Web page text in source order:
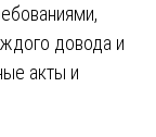
довода и
акты и